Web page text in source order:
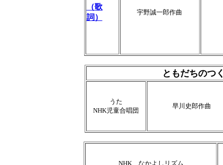
（歌
詞）
宇野誠一郎作曲
ともだちのつ
うた
NHK児童合唱団
早川史郎作曲
NHK なかよしリズム